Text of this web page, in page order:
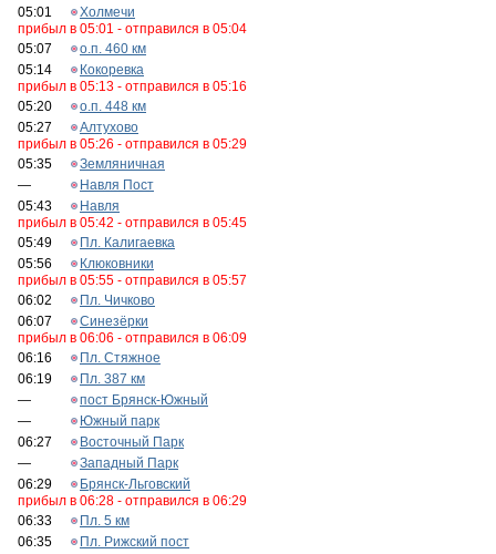
05:01
Холмечи
прибыл в 05:01 - отправился в 05:04
05:07
о.п. 460 км
05:14
Кокоревка
прибыл в 05:13 - отправился в 05:16
05:20
о.п. 448 км
05:27
Алтухово
прибыл в 05:26 - отправился в 05:29
05:35
Земляничная
—
Навля Пост
05:43
Навля
прибыл в 05:42 - отправился в 05:45
05:49
Пл. Калигаевка
05:56
Клюковники
прибыл в 05:55 - отправился в 05:57
06:02
Пл. Чичково
06:07
Синезёрки
прибыл в 06:06 - отправился в 06:09
06:16
Пл. Стяжное
06:19
Пл. 387 км
—
пост Брянск-Южный
—
Южный парк
06:27
Восточный Парк
—
Западный Парк
06:29
Брянск-Льговский
прибыл в 06:28 - отправился в 06:29
06:33
Пл. 5 км
06:35
Пл. Рижский пост